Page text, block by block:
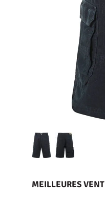
MEILLEURES